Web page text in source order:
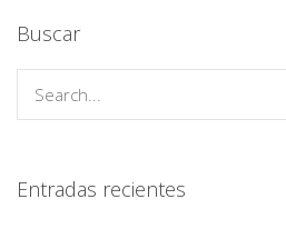
Buscar
Entradas recientes